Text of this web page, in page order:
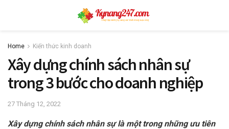
Home Kiến thức kinh doanh
Xây dựng chính sách nhân sự
trong 3 bước cho doanh nghiệp
27 Tháng 12, 2022
Xây dựng chính sách nhân sự là một trong những ưu tiên